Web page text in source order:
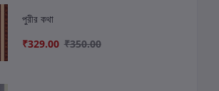
পুরীর কথা
₹329.00 ₹350.00